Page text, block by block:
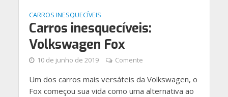
CARROS INESQUECÍVEIS
Carros inesquecíveis:
Volkswagen Fox
10 de junho de 2019 Comente
Um dos carros mais versáteis da Volkswagen, o
Fox começou sua vida como uma alternativa ao